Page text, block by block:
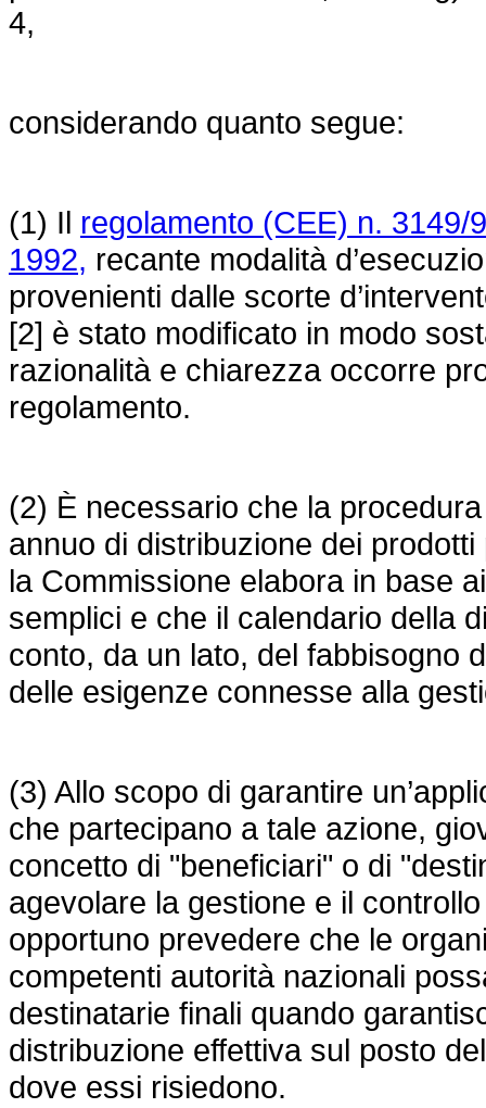
4,
considerando quanto segue:
(1) Il regolamento (CEE) n.
1992, recante modalità
provenienti dalle scorte
[2] è stato modificato in modo
razionalità e chiarezza occorre
regolamento.
(2) È necessario che la
annuo di distribuzione dei
la Commissione elabora in base
semplici e che il calendario della
conto, da un lato, del fabbisogno
delle esigenze connesse alla
(3) Allo scopo di garantire
che partecipano a tale azione,
concetto di "beneficiari" o di
agevolare la gestione e il
opportuno prevedere che le
competenti autorità nazionali
destinatarie finali quando
distribuzione effettiva sul posto
dove essi risiedono.